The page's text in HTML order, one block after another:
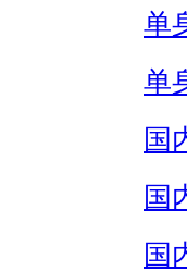
单
单
国
国
国